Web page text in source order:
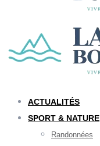
ACTUALITÉS
SPORT & NATURE
Randonnées